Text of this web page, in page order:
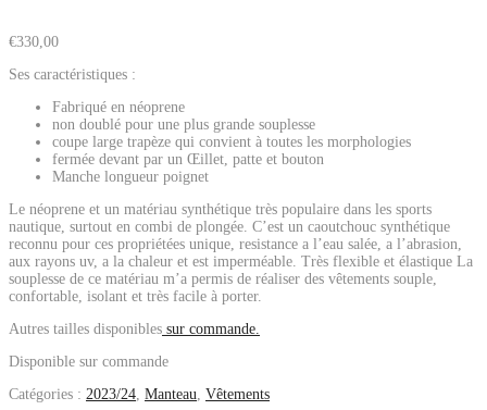
€330,00
Ses caractéristiques :
Fabriqué en néoprene
non doublé pour une plus grande souplesse
coupe large trapèze qui convient à toutes les morphologies
fermée devant par un Œillet, patte et bouton
Manche longueur poignet
Le néoprene et un matériau synthétique très populaire dans les sports
nautique, surtout en combi de plongée. C’est un caoutchouc synthétique
reconnu pour ces propriétées unique, resistance a l’eau salée, a l’abrasion,
aux rayons uv, a la chaleur et est imperméable. Très flexible et élastique La
souplesse de ce matériau m’a permis de réaliser des vêtements souple,
confortable, isolant et très facile à porter.
Autres tailles disponibles sur commande.
Disponible sur commande
Catégories : 2023/24, Manteau, Vêtements